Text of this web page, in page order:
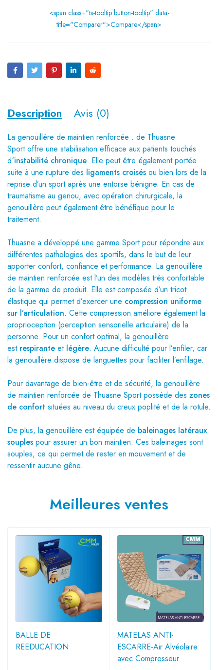
<span class="ts-tooltip button-tooltip" data-
title="Comparer">Compare</span>
Description Avis (0)
La genouillère de maintien renforcée . de Thuasne
Sportoffre une stabilisation efficace aux patients touchés
d‘instabilité chronique. Elle peut être également portée
suite à une rupture des ligaments croisés ou bien lors de la
reprise d’un sport après une entorse bénigne. En cas de
traumatisme au genou, avec opération chirurgicale, la
genouillère peut également être bénéfique pour le
traitement.
Thuasne a développé une gamme Sport pour répondre aux
différentes pathologies des sportifs, dans le but de leur
apporter confort, confiance et performance. La genouillère
de maintien renforcée est l’un des modèles très confortable
de la gamme de produit. Elle est composée d’un tricot
élastique qui permet d’exercer une compression uniforme
sur l’articulation. Cette compression améliore également la
proprioception (perception sensorielle articulaire) de la
personne. Pour un confort optimal, la genouillère
est respirante et légère. Aucune difficulté pour l’enfiler, car
la genouillère dispose de languettes pour faciliter l’enfilage.
Pour davantage de bien-être et de sécurité, la genouillère
de maintien renforcée de Thuasne Sport possède des zones
de confort situées au niveau du creux poplité et de la rotule.
De plus, la genouillère est équipée de baleinages latéraux
souples pour assurer un bon maintien. Ces baleinages sont
souples, ce qui permet de rester en mouvement et de
ressentir aucune gêne.
Meilleures ventes
BALLE DE
REEDUCATION
MATELAS ANTI-
ESCARRE-Air Alvéolaire
avec Compresseur